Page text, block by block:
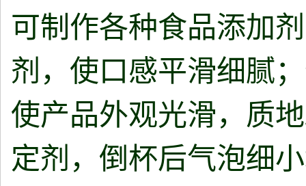
可制作各种食品添加
剂，使口感平滑细腻
使产品外观光滑，质
定剂，倒杯后气泡细